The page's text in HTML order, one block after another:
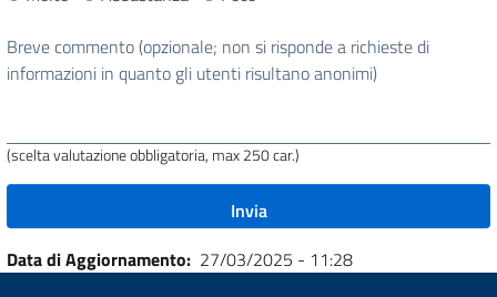
stata
utile
Breve commento (opzionale; non si risponde a richieste di
informazioni in quanto gli utenti risultano anonimi)
(scelta valutazione obbligatoria, max 250 car.)
Data di Aggiornamento 27/03/2025 - 11:28